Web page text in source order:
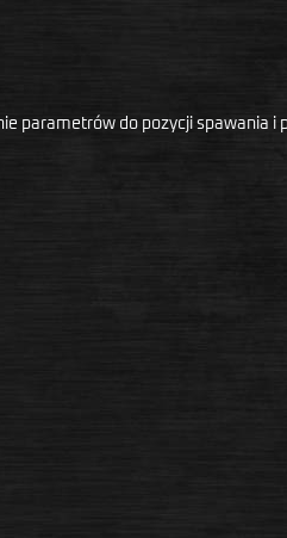
parametrów do pozycji spawania i